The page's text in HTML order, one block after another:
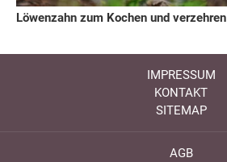
Löwenzahn zum Kochen und verzehren
IMPRESSUM
KONTAKT
SITEMAP
AGB